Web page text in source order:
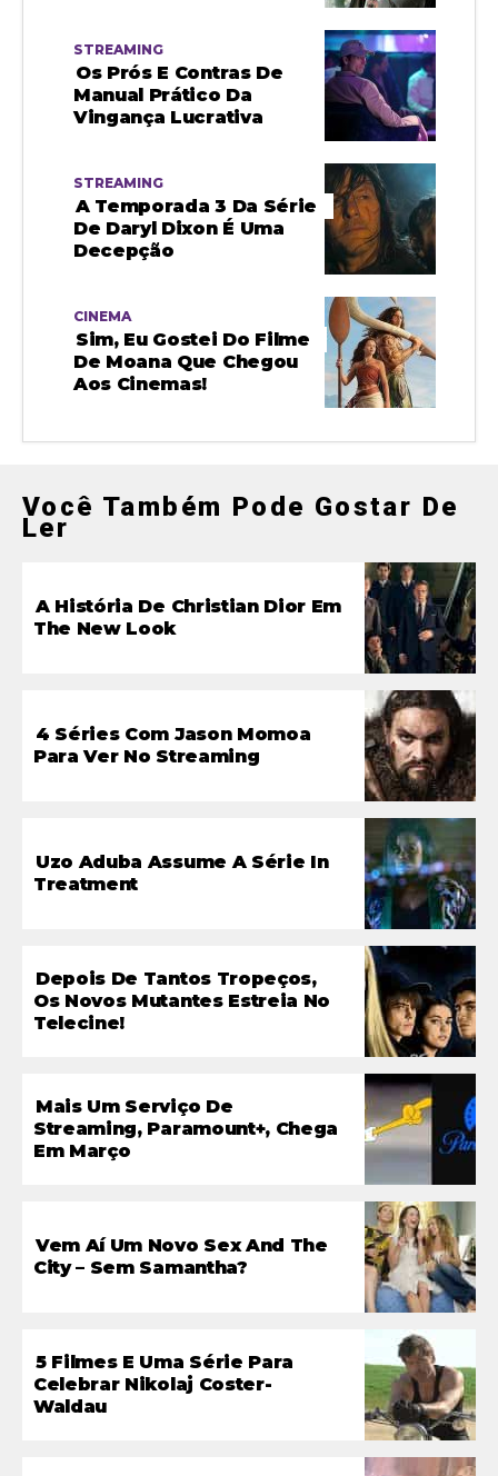
STREAMING
Os Prós E Contras De
Manual Prático Da
Vingança Lucrativa
STREAMING
A Temporada 3 Da Série
De Daryl Dixon É Uma
Decepção
CINEMA
Sim, Eu Gostei Do Filme
De Moana Que Chegou
Aos Cinemas!
Você Também Pode Gostar De
Ler
A História De Christian Dior Em
The New Look
4 Séries Com Jason Momoa
Para Ver No Streaming
Uzo Aduba Assume A Série In
Treatment
Depois De Tantos Tropeços,
Os Novos Mutantes Estreia No
Telecine!
Mais Um Serviço De
Streaming, Paramount+, Chega
Em Março
Vem Aí Um Novo Sex And The
City – Sem Samantha?
5 Filmes E Uma Série Para
Celebrar Nikolaj Coster-
Waldau